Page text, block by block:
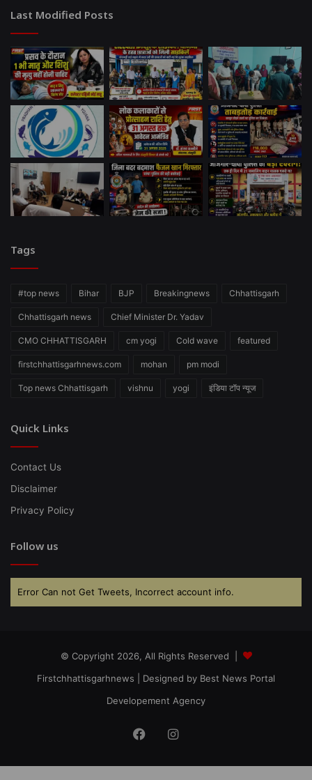
Last Modified Posts
Tags
#top news Bihar BJP Breakingnews Chhattisgarh
Chhattisgarh news Chief Minister Dr. Yadav
CMO CHHATTISGARH cm yogi Cold wave featured
firstchhattisgarhnews.com mohan pm modi
Top news Chhattisgarh vishnu yogi इंडिया टॉप न्यूज
Quick Links
Contact Us
Disclaimer
Privacy Policy
Follow us
Error Can not Get Tweets, Incorrect account info.
© Copyright 2026, All Rights Reserved |
Firstchhattisgarhnews | Designed by Best News Portal
Developement Agency
FacebookInstagram